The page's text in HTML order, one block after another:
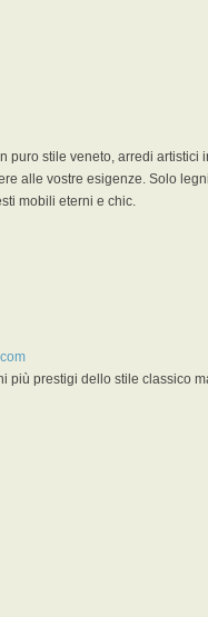
puro stile veneto, arredi
alle vostre esigenze. Solo
mobili eterni e chic.
più prestigi dello stile classico